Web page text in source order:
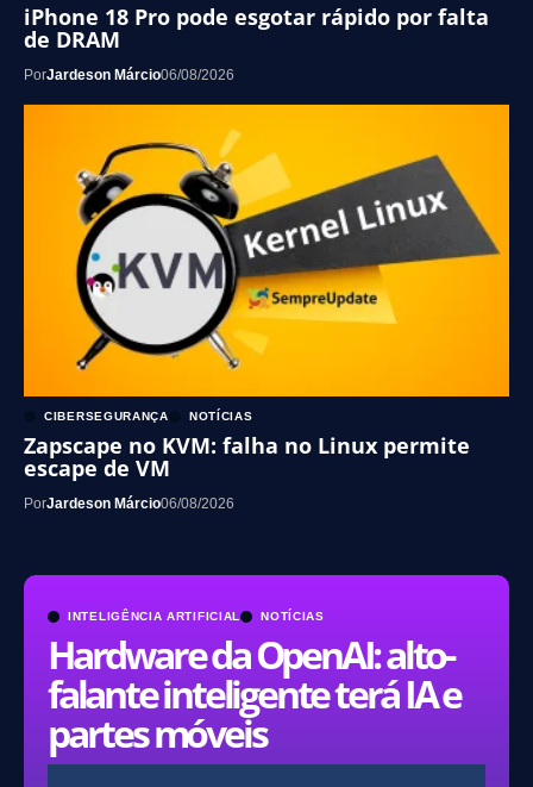
INTELIGÊNCIA ARTIFICIAL NOTÍCIAS
Hardware da OpenAI: alto-
falante inteligente terá IA e
partes móveis
iPhone 18 Pro pode esgotar rápido por falta
de DRAM
PorJardeson Márcio06/08/2026
CIBERSEGURANÇA NOTÍCIAS
Zapscape no KVM: falha no Linux permite
escape de VM
PorJardeson Márcio06/08/2026